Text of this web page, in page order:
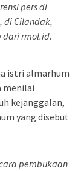
pers di
di Cilandak,
darirmol.id.
istri almarhum
menilai
kejanggalan,
yang disebut
pembukaan